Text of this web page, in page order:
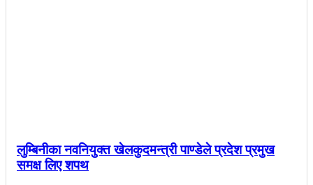
लुम्बिनीका नवनियुक्त खेलकुदमन्त्री पाण्डेले प्रदेश प्रमुख
समक्ष लिए शपथ